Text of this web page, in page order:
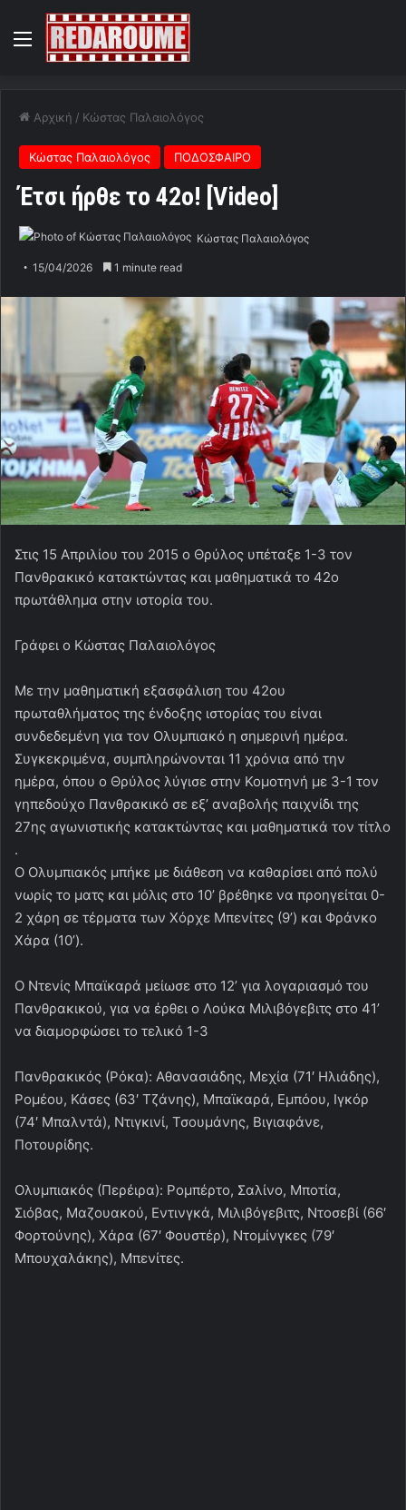
Menu
Αρχική / Κώστας Παλαιολόγος
Κώστας Παλαιολόγος ΠΟΔΟΣΦΑΙΡΟ
Έτσι ήρθε το 42ο! [Video]
Κώστας Παλαιολόγος
15/04/2026 1 minute read
Στις 15 Απριλίου του 2015 ο Θρύλος υπέταξε 1-3 τον
Πανθρακικό κατακτώντας και μαθηματικά το 42ο
πρωτάθλημα στην ιστορία του.
Γράφει ο Κώστας Παλαιολόγος
Με την μαθηματική εξασφάλιση του 42ου
πρωταθλήματος της ένδοξης ιστορίας του είναι
συνδεδεμένη για τον Ολυμπιακό η σημερινή ημέρα.
Συγκεκριμένα, συμπληρώνονται 11 χρόνια από την
ημέρα, όπου ο Θρύλος λύγισε στην Κομοτηνή με 3-1 τον
γηπεδούχο Πανθρακικό σε εξ’ αναβολής παιχνίδι της
27ης αγωνιστικής κατακτώντας και μαθηματικά τον τίτλο
.
Ο Ολυμπιακός μπήκε με διάθεση να καθαρίσει από πολύ
νωρίς το ματς και μόλις στο 10’ βρέθηκε να προηγείται 0-
2 χάρη σε τέρματα των Χόρχε Μπενίτες (9’) και Φράνκο
Χάρα (10’).
Ο Ντενίς Μπαϊκαρά μείωσε στο 12’ για λογαριασμό του
Πανθρακικού, για να έρθει ο Λούκα Μιλιβόγεβιτς στο 41’
να διαμορφώσει το τελικό 1-3
Πανθρακικός (Ρόκα): Αθανασιάδης, Μεχία (71′ Ηλιάδης),
Ρομέου, Κάσες (63′ Τζάνης), Μπαϊκαρά, Εμπόου, Ιγκόρ
(74′ Μπαλντά), Ντιγκινί, Τσουμάνης, Βιγιαφάνε,
Ποτουρίδης.
Ολυμπιακός (Περέιρα): Ρομπέρτο, Σαλίνο, Μποτία,
Σιόβας, Μαζουακού, Εντινγκά, Μιλιβόγεβιτς, Ντοσεβί (66′
Φορτούνης), Χάρα (67′ Φουστέρ), Ντομίνγκες (79′
Μπουχαλάκης), Μπενίτες.